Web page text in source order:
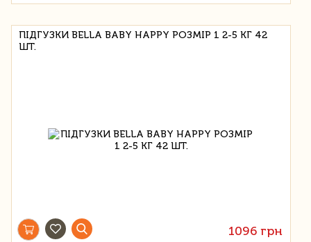
ПІДГУЗКИ BELLA BABY HAPPY РОЗМІР 1 2-5 КГ 42
ШТ.
1096 грн